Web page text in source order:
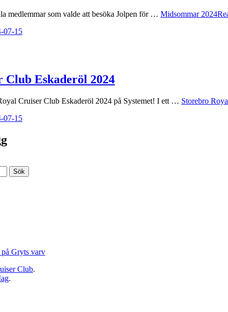
medlemmar som valde att besöka Jolpen för … Midsommar 2024
07-15
Eskaderöl 2024
Cruiser Club Eskaderöl 2024 på Systemet! I ett … Storebro
07-15
Gryts varv
Club.
.